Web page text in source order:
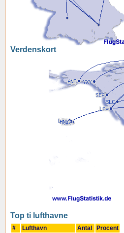
Verdenskort
Top ti lufthavne
# Lufthavn Antal Procent